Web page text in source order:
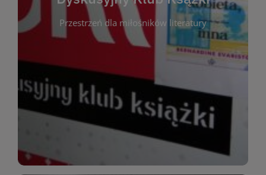
Przestrzeń dla miłośników literatury
Dyskusyjny Klub Ksążki
Dyskusyjny Klub Książki to przestrzeń dla
miłośników literatury, którzy lubią dzielić się
opiniami i emocjami po lekturze. Spotykamy się
regularnie, by rozmawiać o wybranych tytułach z
różnych gatunków literackich. Każde spotkanie to
okazja do inspirującej dyskusji, wymiany